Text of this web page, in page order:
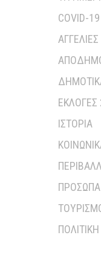
COVID-19
ΕΚΛΟΓΈΣ
ΙΣΤΟΡΊΑ
ΠΡΌΣΩΠΑ
ΠΟΛΙΤΙΚΉ